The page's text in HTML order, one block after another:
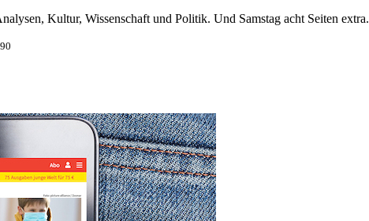
Kultur, Wissenschaft und Politik. Und Samstag acht Seiten extra.